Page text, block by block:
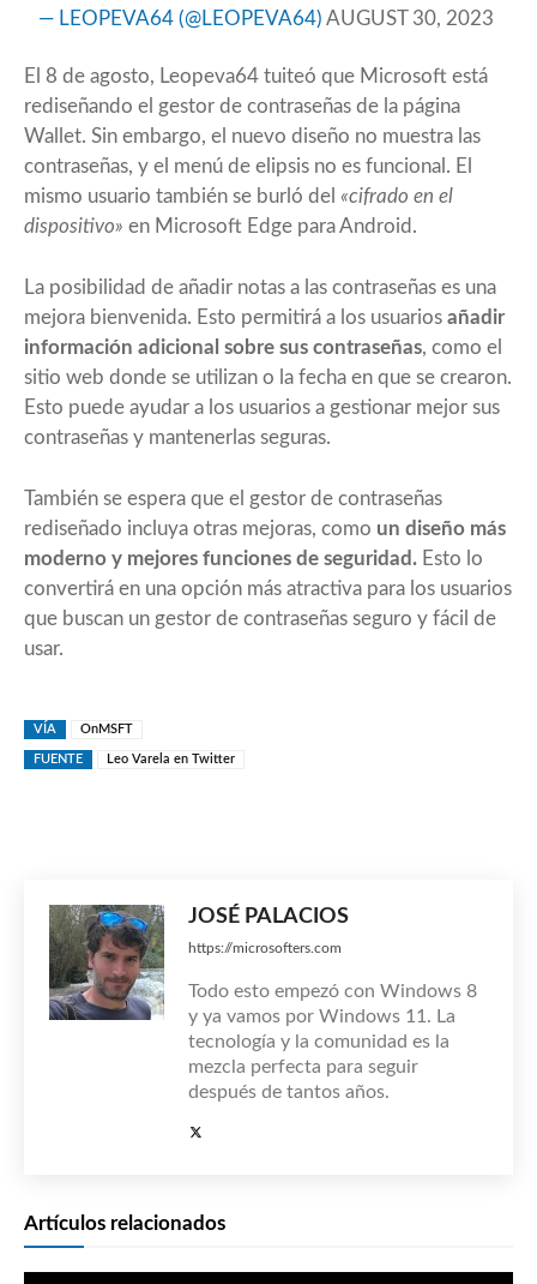
— LEOPEVA64 (@LEOPEVA64)AUGUST 30, 2023
El 8 de agosto, Leopeva64 tuiteó que Microsoft está
rediseñando el gestor de contraseñas de la página
Wallet. Sin embargo, el nuevo diseño no muestra las
contraseñas, y el menú de elipsis no es funcional. El
mismo usuario también se burló del «cifrado en el
dispositivo» en Microsoft Edge para Android.
La posibilidad de añadir notas a las contraseñas es una
mejora bienvenida. Esto permitirá a los usuarios añadir
información adicional sobre sus contraseñas, como el
sitio web donde se utilizan o la fecha en que se crearon.
Esto puede ayudar a los usuarios a gestionar mejor sus
contraseñas y mantenerlas seguras.
También se espera que el gestor de contraseñas
rediseñado incluya otras mejoras, como un diseño más
moderno y mejores funciones de seguridad. Esto lo
convertirá en una opción más atractiva para los usuarios
que buscan un gestor de contraseñas seguro y fácil de
usar.
VÍA OnMSFT
FUENTE Leo Varela en Twitter
JOSÉ PALACIOS
https://microsofters.com
Todo esto empezó con Windows 8
y ya vamos por Windows 11. La
tecnología y la comunidad es la
mezcla perfecta para seguir
después de tantos años.
Artículos relacionados